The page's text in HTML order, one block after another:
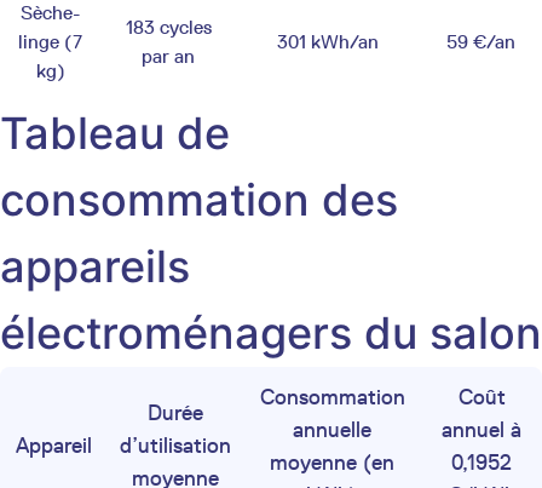
Sèche-
linge (7
kg)
183 cycles
par an
301 kWh/an 59 €/an
Tableau de
consommation des
appareils
électroménagers du salon
Appareil
Durée
d’utilisation
moyenne
Consommation
annuelle
moyenne (en
Coût
annuel à
0,1952